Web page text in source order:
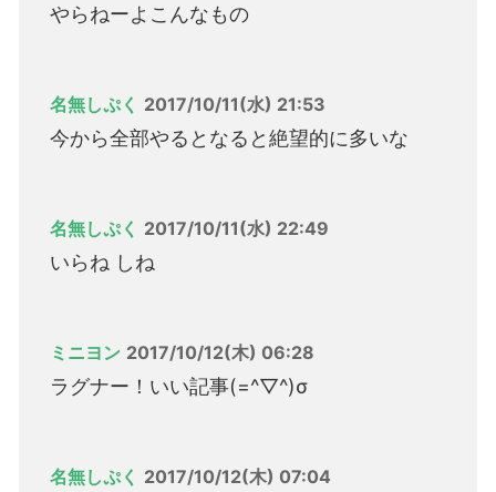
やらねーよこんなもの
名無しぷく 2017/10/11(水) 21:53
今から全部やるとなると絶望的に多いな
名無しぷく 2017/10/11(水) 22:49
いらね しね
ミニヨン 2017/10/12(木) 06:28
ラグナー！いい記事(=^▽^)σ
名無しぷく 2017/10/12(木) 07:04